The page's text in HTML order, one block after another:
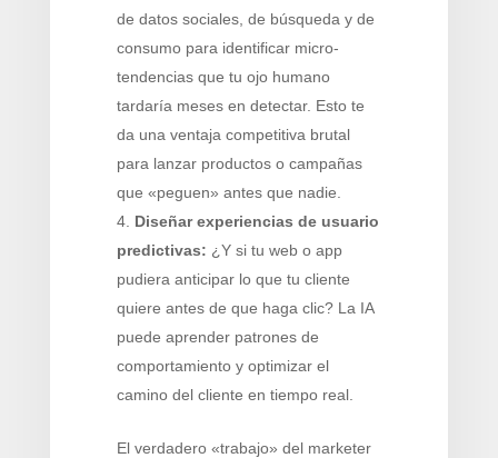
de datos sociales, de búsqueda y de
consumo para identificar micro-
tendencias que tu ojo humano
tardaría meses en detectar. Esto te
da una ventaja competitiva brutal
para lanzar productos o campañas
que «peguen» antes que nadie.
Diseñar experiencias de usuario
predictivas: ¿Y si tu web o app
pudiera anticipar lo que tu cliente
quiere antes de que haga clic? La IA
puede aprender patrones de
comportamiento y optimizar el
camino del cliente en tiempo real.
El verdadero «trabajo» del marketer